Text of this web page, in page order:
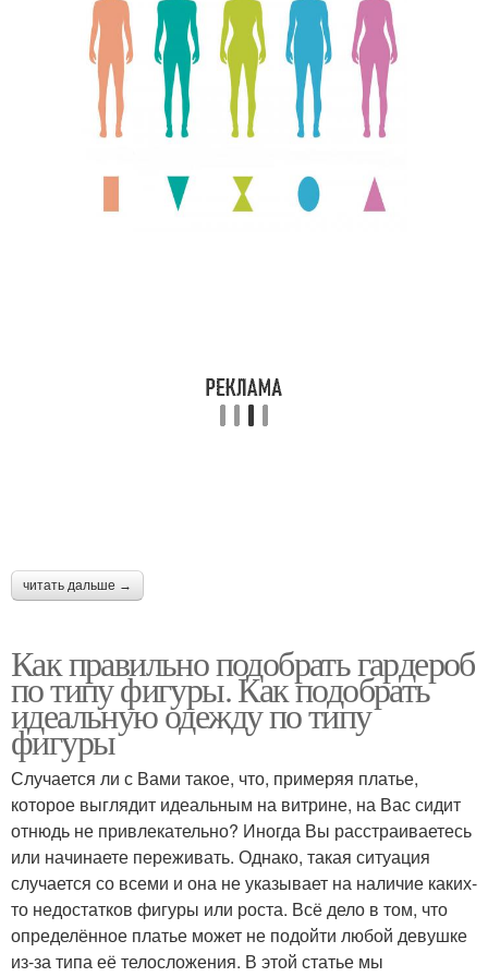
читать дальше →
Как правильно подобрать гардероб
по типу фигуры. Как подобрать
идеальную одежду по типу
фигуры
Случается ли с Вами такое, что, примеряя платье,
которое выглядит идеальным на витрине, на Вас сидит
отнюдь не привлекательно? Иногда Вы расстраиваетесь
или начинаете переживать. Однако, такая ситуация
случается со всеми и она не указывает на наличие каких-
то недостатков фигуры или роста. Всё дело в том, что
определённое платье может не подойти любой девушке
из-за типа её телосложения. В этой статье мы